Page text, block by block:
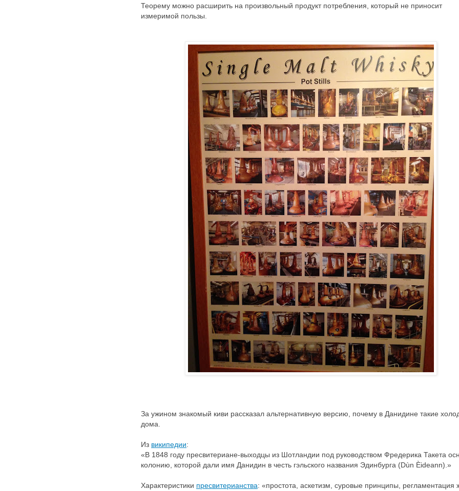
Теорему можно расширить на произвольный продукт потребления, который не приносит
измеримой пользы.
За ужином знакомый киви рассказал альтернативную версию, почему в Данидине такие
дома.
Из википедии:
«В 1848 году пресвитериане-выходцы из Шотландии под руководством Фредерика Такета
колонию, которой дали имя Данидин в честь гэльского названия Эдинбурга (Dùn Èideann).»
Характеристики пресвитерианства: «простота, аскетизм, суровые принципы, регламентация